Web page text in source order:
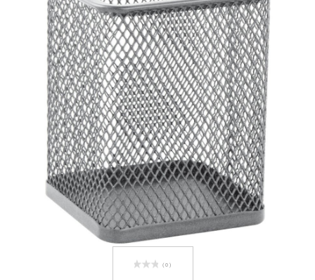
( 0 )